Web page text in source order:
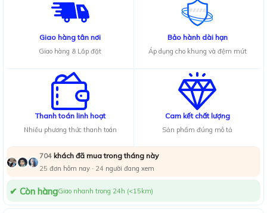
Giao hàng tân nơi
Giao hàng & Lắp đặt
Bảo hành dài hạn
Áp dụng cho khung và đệm mút
Thanh toán linh hoạt
Nhiều phương thức thanh toán
Cam kết chất lượng
Sản phẩm đúng mô tả
704 khách đã mua trong tháng này
25 đơn hôm nay · 26 người đang xem
✔ Còn hàngGiao nhanh trong 24h (<15km)